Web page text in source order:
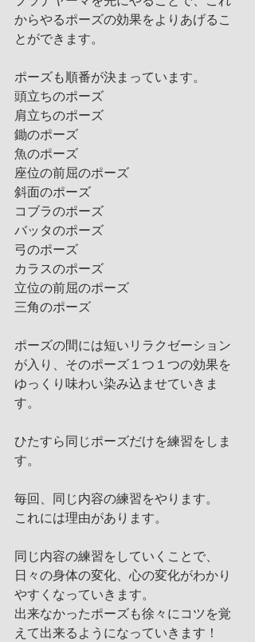
からやるポーズの効果をよりあげるこ
とができます。
ポーズも順番が決まっています。
頭立ちのポーズ
肩立ちのポーズ
鋤のポーズ
魚のポーズ
座位の前屈のポーズ
斜面のポーズ
コブラのポーズ
バッタのポーズ
弓のポーズ
カラスのポーズ
立位の前屈のポーズ
三角のポーズ
ポーズの間には短いリラクゼーション
が入り、そのポーズ１つ１つの効果を
ゆっくり味わい染み込ませていきま
す。
ひたすら同じポーズだけを練習をしま
す。
毎回、同じ内容の練習をやります。
これには理由があります。
同じ内容の練習をしていくことで、
日々の身体の変化、心の変化がわかり
やすくなっていきます。
出来なかったポーズも徐々にコツを覚
えて出来るようになっていきます！